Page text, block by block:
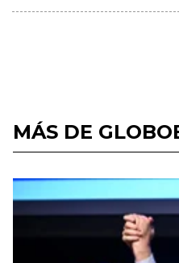
MÁS DE